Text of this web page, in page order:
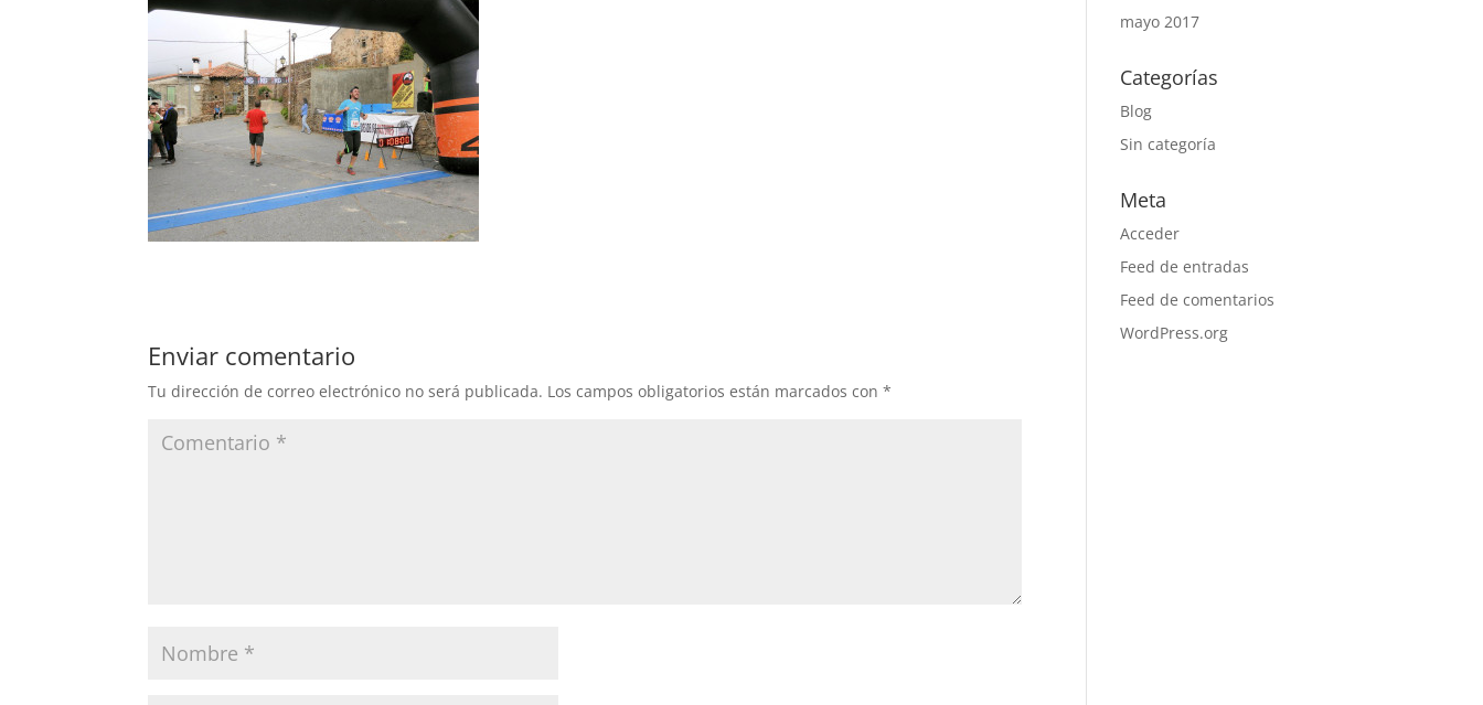
Enviar comentario
Tu dirección de correo electrónico no será publicada. Los campos obligatorios están marcados con*
mayo 2017
Categorías
Blog
Sin categoría
Meta
Acceder
Feed de entradas
Feed de comentarios
WordPress.org